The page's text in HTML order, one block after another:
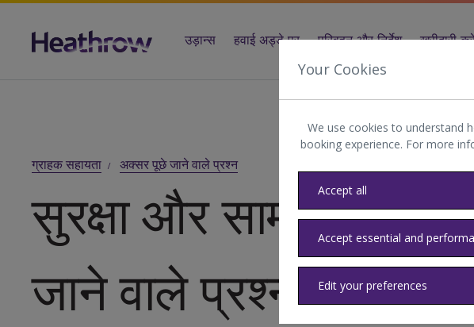
उड़ान्स हवाई अड्डे पर परिवहन और निर्देश खरीदारी
ग्राहक सहायता अक्सर पूछे जाने वाले प्रश्न
सुरक्षा और सामान
जाने वाले प्रश्न
Your Cookies
We use cookies to understand
booking experience. For more
Accept all
Accept essential and
Edit your preferences